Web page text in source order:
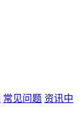
常见问题 资讯中